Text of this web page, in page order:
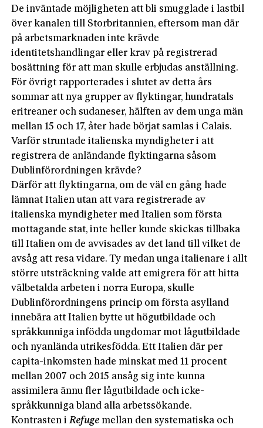
De inväntade möjligheten att bli smugglade i lastbil
över kanalen till Storbritannien, eftersom man där
på arbetsmarknaden inte krävde
identitetshandlingar eller krav på registrerad
bosättning för att man skulle erbjudas anställning.
För övrigt rapporterades i slutet av detta års
sommar att nya grupper av flyktingar, hundratals
eritreaner och sudaneser, hälften av dem unga män
mellan 15 och 17, åter hade börjat samlas i Calais.
Varför struntade italienska myndigheter i att
registrera de anländande flyktingarna såsom
Dublinförordningen krävde?
Därför att flyktingarna, om de väl en gång hade
lämnat Italien utan att vara registrerade av
italienska myndigheter med Italien som första
mottagande stat, inte heller kunde skickas tillbaka
till Italien om de avvisades av det land till vilket de
avsåg att resa vidare. Ty medan unga italienare i allt
större utsträckning valde att emigrera för att hitta
välbetalda arbeten i norra Europa, skulle
Dublinförordningens princip om första asylland
innebära att Italien bytte ut högutbildade och
språkkunniga infödda ungdomar mot lågutbildade
och nyanlända utrikesfödda. Ett Italien där per
capita-inkomsten hade minskat med 11 procent
mellan 2007 och 2015 ansåg sig inte kunna
assimilera ännu fler lågutbildade och icke-
språkkunniga bland alla arbetssökande.
Kontrasten iRefuge mellan den systematiska och